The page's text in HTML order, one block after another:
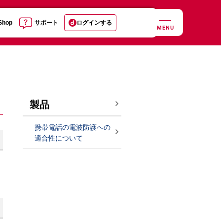
サポート ログインする
MENU
製品
携帯電話の電波防護への
適合性について